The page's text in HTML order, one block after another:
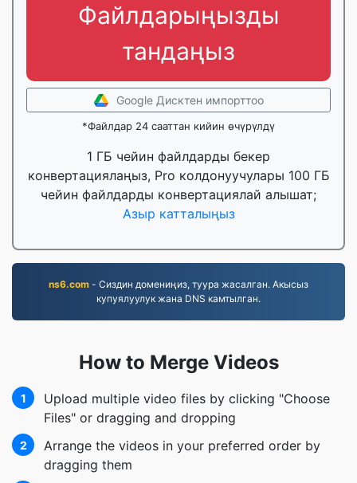
Файлдарыңызды
тандаңыз
Google Дисктен импорттоо
*Файлдар 24 сааттан кийин өчүрүлдү
1 ГБ чейин файлдарды бекер
конвертациялаңыз, Pro колдонуучулары 100 ГБ
чейин файлдарды конвертациялай алышат;
Азыр катталыңыз
ns6.com - Сиздин домениңиз, туура жасалган. Акысыз
купуялуулук жана DNS камтылган.
How to Merge Videos
1
Upload multiple video files by clicking "Choose
Files" or dragging and dropping
2
Arrange the videos in your preferred order by
dragging them